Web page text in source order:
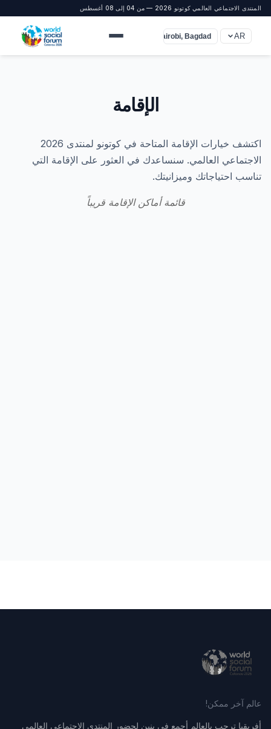
المنتدى الاجتماعي العالمي كوتونو 2026 — من 04 إلى 08 أغسطس
UTC+3 (Nairobi, Bagdad) AR
الإقامة
اكتشف خيارات الإقامة المتاحة في كوتونو لمنتدى 2026
الاجتماعي العالمي. سنساعدك في العثور على الإقامة التي
تناسب احتياجاتك وميزانيتك.
قائمة أماكن الإقامة قريباً
عالم آخر ممكن!
أفريقيا ترحب بالعالم أجمع في بنين لحضور المنتدى الاجتماعي العالمي